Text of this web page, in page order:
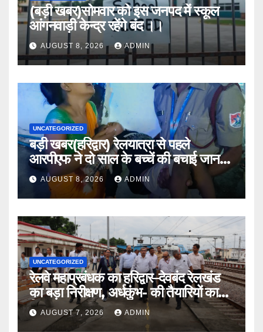
(बड़ी खबर)सोमवार को इस जनपद में स्कूल
आंगनवाड़ी केन्द्र रहेंगे बंद ।।
AUGUST 8, 2026 ADMIN
UNCATEGORIZED
बड़ी खबर(हरिद्वार) रेलयात्रा से पहले
आरपीएफ ने दो साल के बच्चें की बचाई जान
।।AUGUST 8, 2026 ADMIN
UNCATEGORIZED
रेलवे महाप्रबंधक का हरिद्वार–देवबंद रेलखंड
का बड़ा निरीक्षण, अर्धकुंभ- की तैयारियों का
लिया जायजा
AUGUST 7, 2026 ADMIN